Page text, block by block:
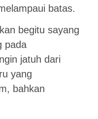
batas.
begitu sayang
pada
jatuh dari
yang
bahkan